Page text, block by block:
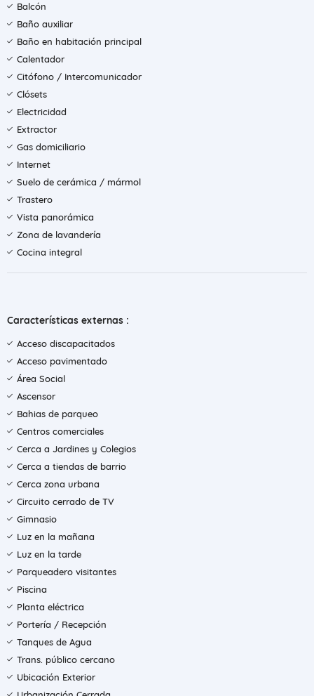
Balcón
Baño auxiliar
Baño en habitación principal
Calentador
Citófono / Intercomunicador
Clósets
Electricidad
Extractor
Gas domiciliario
Internet
Suelo de cerámica / mármol
Trastero
Vista panorámica
Zona de lavandería
Cocina integral
Características externas :
Acceso discapacitados
Acceso pavimentado
Área Social
Ascensor
Bahias de parqueo
Centros comerciales
Cerca a Jardines y Colegios
Cerca a tiendas de barrio
Cerca zona urbana
Circuito cerrado de TV
Gimnasio
Luz en la mañana
Luz en la tarde
Parqueadero visitantes
Piscina
Planta eléctrica
Portería / Recepción
Tanques de Agua
Trans. público cercano
Ubicación Exterior